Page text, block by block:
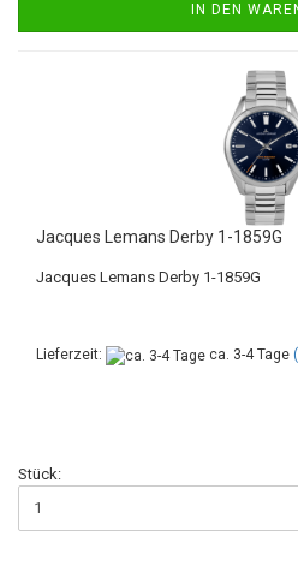
IN DEN
Jacques Lemans Derby 1-1859G
Jacques Lemans Derby 1-1859G
Lieferzeit: ca. 3-4 Tage
Stück: